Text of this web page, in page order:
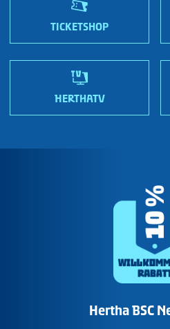
Wir sind Hertha!
TICKETSHOP
HERTHATV
Hertha BSC